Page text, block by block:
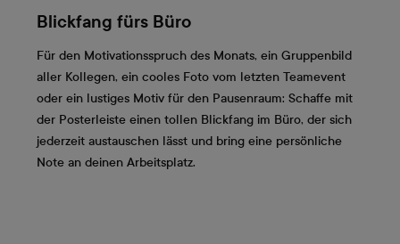
Blickfang fürs Büro
Für den Motivationsspruch des Monats, ein Gruppenbild
aller Kollegen, ein cooles Foto vom letzten Teamevent
oder ein lustiges Motiv für den Pausenraum: Schaffe mit
der Posterleiste einen tollen Blickfang im Büro, der sich
jederzeit austauschen lässt und bring eine persönliche
Note an deinen Arbeitsplatz.